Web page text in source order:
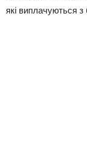
які виплачуються